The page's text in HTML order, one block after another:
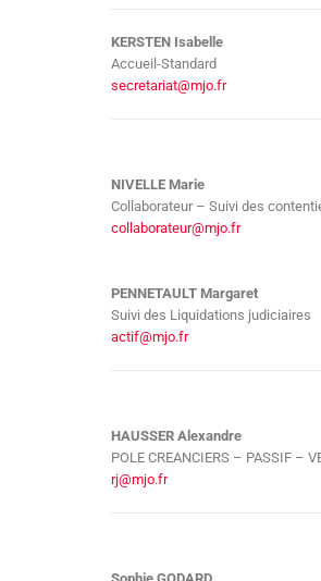
KERSTEN Isabelle
Accueil-Standard
secretariat@mjo.fr
NIVELLE Marie
Collaborateur – Suivi des
collaborateur@mjo.fr
PENNETAULT Margaret
Suivi des Liquidations judiciaires
actif@mjo.fr
HAUSSER Alexandre
POLE CREANCIERS – PASSIF –
rj@mjo.fr